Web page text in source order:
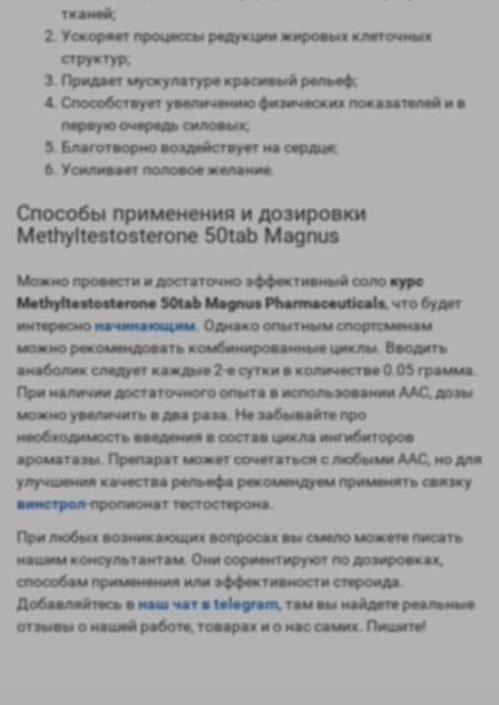
тканей;
Ускоряет процессы редукции жировых клеточных
структур;
Придает мускулатуре красивый рельеф;
Способствует увеличению физических показателей и в
первую очередь силовых;
Благотворно воздействует на сердце;
Усиливает половое желание.
Способы применения и дозировки
Methyltestosterone 50tab Magnus
Можно провести и достаточно эффективный солокурс
Methyltestosterone 50tab Magnus Pharmaceuticals, что будет
интересноначинающим . Однако опытным спортсменам
можно рекомендовать комбинированные циклы. Вводить
анаболик следует каждые 2-е сутки в количестве 0.05 грамма.
При наличии достаточного опыта в использовании ААС, дозы
можно увеличить в два раза. Не забывайте про
необходимость введения в состав цикла ингибиторов
ароматазы. Препарат может сочетаться с любыми ААС, но для
улучшения качества рельефа рекомендуем применять связку
винстрол-пропионат тестостерона.
При любых возникающих вопросах вы смело можете писать
нашим консультантам. Они сориентируют по дозировках,
способам применения или эффективности стероида.
Добавляйтесь внаш чат в telegram, там вы найдете реальные
отзывы о нашей работе, товарах и о нас самих. Пишите!